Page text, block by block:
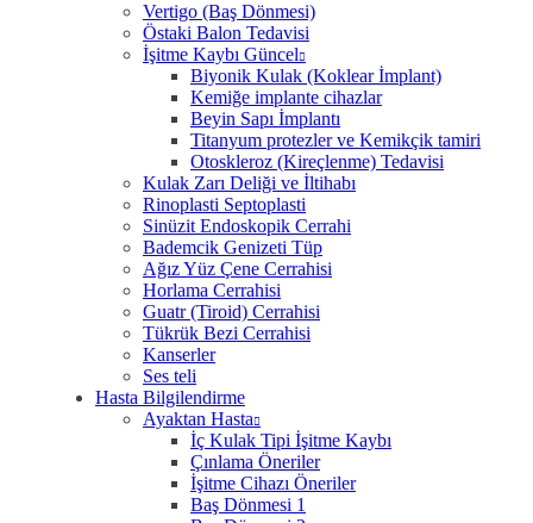
Vertigo (Baş Dönmesi)
Östaki Balon Tedavisi
İşitme Kaybı Güncel
Biyonik Kulak (Koklear İmplant)
Kemiğe implante cihazlar
Beyin Sapı İmplantı
Titanyum protezler ve Kemikçik tamiri
Otoskleroz (Kireçlenme) Tedavisi
Kulak Zarı Deliği ve İltihabı
Rinoplasti Septoplasti
Sinüzit Endoskopik Cerrahi
Bademcik Genizeti Tüp
Ağız Yüz Çene Cerrahisi
Horlama Cerrahisi
Guatr (Tiroid) Cerrahisi
Tükrük Bezi Cerrahisi
Kanserler
Ses teli
Hasta Bilgilendirme
Ayaktan Hasta
İç Kulak Tipi İşitme Kaybı
Çınlama Öneriler
İşitme Cihazı Öneriler
Baş Dönmesi 1